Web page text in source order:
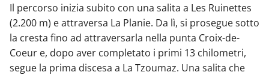
Il percorso inizia subito con una salita a Les Ruinettes
(2.200 m) e attraversa La Planie. Da lì, si prosegue sotto
la cresta fino ad attraversarla nella punta Croix-de-
Coeur e, dopo aver completato i primi 13 chilometri,
segue la prima discesa a La Tzoumaz. Una salita che